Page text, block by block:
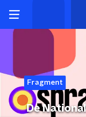
Fragment
De